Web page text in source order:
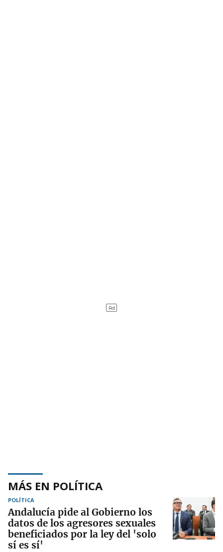
MÁS EN POLÍTICA
POLÍTICA
Andalucía pide al Gobierno los
datos de los agresores sexuales
beneficiados por la ley del 'solo
sí es sí'